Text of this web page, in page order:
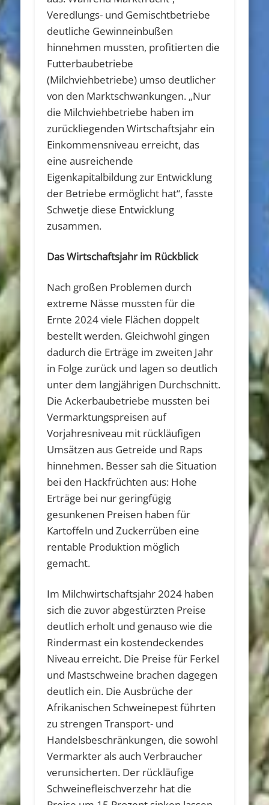
Veredlungs- und Gemischtbetriebe
deutliche Gewinneinbußen
hinnehmen mussten, profitierten die
Futterbaubetriebe
(Milchviehbetriebe) umso deutlicher
von den Marktschwankungen. „Nur
die Milchviehbetriebe haben im
zurückliegenden Wirtschaftsjahr ein
Einkommensniveau erreicht, das
eine ausreichende
Eigenkapitalbildung zur Entwicklung
der Betriebe ermöglicht hat“, fasste
Schwetje diese Entwicklung
zusammen.
Das Wirtschaftsjahr im Rückblick
Nach großen Problemen durch
extreme Nässe mussten für die
Ernte 2024 viele Flächen doppelt
bestellt werden. Gleichwohl gingen
dadurch die Erträge im zweiten Jahr
in Folge zurück und lagen so deutlich
unter dem langjährigen Durchschnitt.
Die Ackerbaubetriebe mussten bei
Vermarktungspreisen auf
Vorjahresniveau mit rückläufigen
Umsätzen aus Getreide und Raps
hinnehmen. Besser sah die Situation
bei den Hackfrüchten aus: Hohe
Erträge bei nur geringfügig
gesunkenen Preisen haben für
Kartoffeln und Zuckerrüben eine
rentable Produktion möglich
gemacht.
Im Milchwirtschaftsjahr 2024 haben
sich die zuvor abgestürzten Preise
deutlich erholt und genauso wie die
Rindermast ein kostendeckendes
Niveau erreicht. Die Preise für Ferkel
und Mastschweine brachen dagegen
deutlich ein. Die Ausbrüche der
Afrikanischen Schweinepest führten
zu strengen Transport- und
Handelsbeschränkungen, die sowohl
Vermarkter als auch Verbraucher
verunsicherten. Der rückläufige
Schweinefleischverzehr hat die